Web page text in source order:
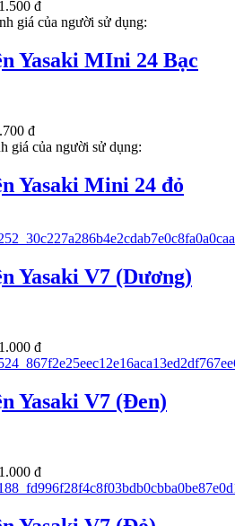
đ
giá của người sử dụng:
Yasaki MIni 24 Bạc
đ
giá của người sử dụng:
Yasaki Mini 24 đỏ
Yasaki V7 (Dương)
đ
Yasaki V7 (Đen)
đ